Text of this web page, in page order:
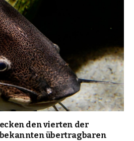
den vierten der
übertragbaren